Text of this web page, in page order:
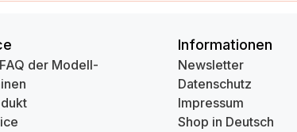
der Modell-
Informationen
Newsletter
Datenschutz
Impressum
Shop in Deutsch